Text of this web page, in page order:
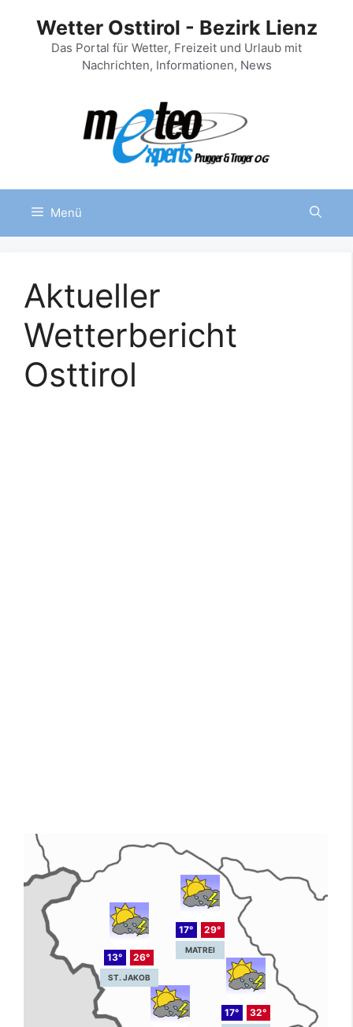
springen
Wetter Osttirol - Bezirk Lienz
Das Portal für Wetter, Freizeit und Urlaub mit
Nachrichten, Informationen, News
Menü
Aktueller
Wetterbericht
Osttirol
17° 32°
17° 29°
MATREI
13° 26°
ST. JAKOB